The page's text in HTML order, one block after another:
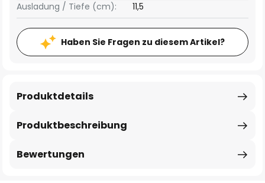
Ausladung / Tiefe (cm): 11,5
Haben Sie Fragen zu diesem Artikel?
Produktbeschreibung
Produktdetails
Bewertungen